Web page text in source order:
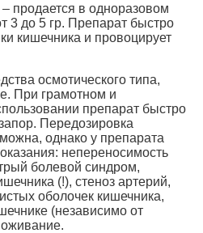
продается в одноразовом
3 до 5 гр. Препарат быстро
кишечника и провоцирует
осмотического типа,
При грамотном и
препарат быстро
Передозировка
однако у препарата
непереносимость
болевой синдром,
(!), стеноз артерий,
оболочек кишечника,
(независимо от